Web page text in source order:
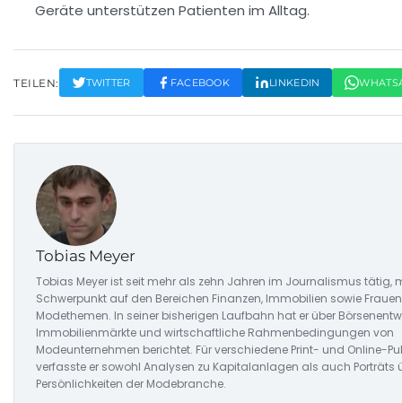
Geräte unterstützen Patienten im Alltag.
TEILEN: TWITTER FACEBOOK LINKEDIN
Tobias Meyer
Tobias Meyer ist seit mehr als zehn Jahren im Journalismus tätig,
Schwerpunkt auf den Bereichen Finanzen, Immobilien sowie
Modethemen. In seiner bisherigen Laufbahn hat er über
Immobilienmärkte und wirtschaftliche Rahmenbedingungen von
Modeunternehmen berichtet. Für verschiedene Print- und Online-
verfasste er sowohl Analysen zu Kapitalanlagen als auch Porträts
Persönlichkeiten der Modebranche.